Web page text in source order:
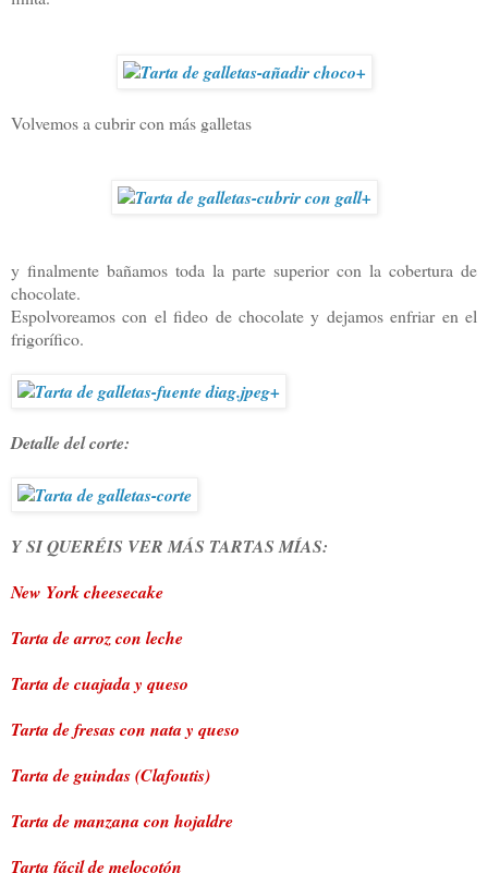
Volvemos a cubrir con más galletas
y finalmente bañamos toda la parte superior con la cobertura de
chocolate.
Espolvoreamos con el fideo de chocolate y dejamos enfriar en el
frigorífico.
Detalle del corte:
Y SI QUERÉIS VER MÁS TARTAS MÍAS:
New York cheesecake
Tarta de arroz con leche
Tarta de cuajada y queso
Tarta de fresas con nata y queso
Tarta de guindas (Clafoutis)
Tarta de manzana con hojaldre
Tarta fácil de melocotón